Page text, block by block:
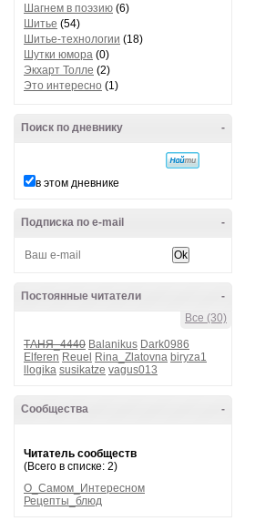
Шагнем в поэзию (6)
Шитье (54)
Шитье-технологии (18)
Шутки юмора (0)
Экхарт Толле (2)
Это интересно (1)
-
Поиск по дневнику
в этом дневнике
-
Подписка по e-mail
-
Постоянные читатели
Все (30)
ТАНЯ_4440 Balanikus Dark0986
Elferen Reuel Rina_Zlatovna biryza1
llogika susikatze vagus013
-
Сообщества
Читатель сообществ
(Всего в списке: 2)
О_Самом_Интересном
Рецепты_блюд